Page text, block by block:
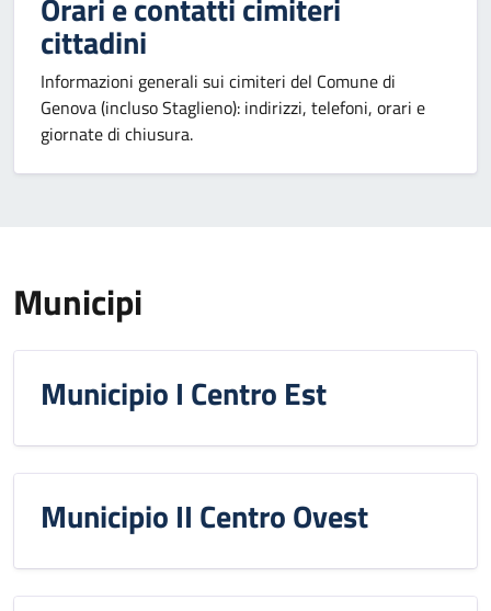
Orari e contatti cimiteri
cittadini
Informazioni generali sui cimiteri del Comune di
Genova (incluso Staglieno): indirizzi, telefoni, orari e
giornate di chiusura.
Municipi
Municipio I Centro Est
Municipio II Centro Ovest